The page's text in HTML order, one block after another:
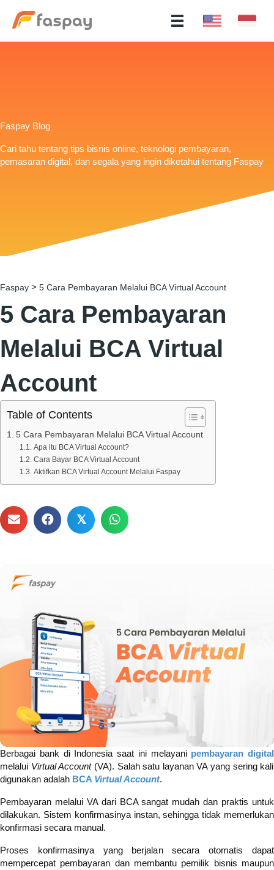
Faspay Blog
Cari tahu tentang tips bisnis online, teknologi pembayaran,
pemasaran digital, dan segala yang ingin diketahui tentang Faspay
Faspay > 5 Cara Pembayaran Melalui BCA Virtual Account
5 Cara Pembayaran
Melalui BCA Virtual
Account
Table of Contents
5 Cara Pembayaran Melalui BCA Virtual Account
Apa itu BCA Virtual Account?
Cara Bayar BCA Virtual Account
Aktifkan BCA Virtual Account Melalui Faspay
𝕏
Berbagai bank di Indonesia saat ini melayani pembayaran digital
melalui Virtual Account(VA). Salah satu layanan VA yang sering kali
digunakan adalah BCA Virtual Account.
Pembayaran melalui VA dari BCA sangat mudah dan praktis untuk
dilakukan. Sistem konfirmasinya instan, sehingga tidak memerlukan
konfirmasi secara manual.
Proses konfirmasinya yang berjalan secara otomatis dapat
mempercepat pembayaran dan membantu pemilik bisnis maupun